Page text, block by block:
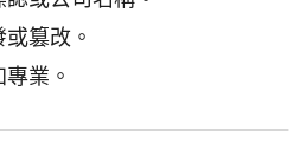
篡改。
業。